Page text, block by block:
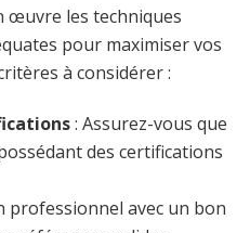
œuvre les techniques
pour maximiser vos
à considérer :
: Assurez-vous que
des certifications
professionnel avec un bon